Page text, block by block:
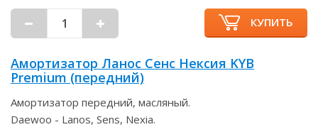
КУПИТЬ
Амортизатор Ланос Сенс Нексия KYB
Premium (передний)
Амортизатор передний, масляный.
Daewoo - Lanos, Sens, Nexia.